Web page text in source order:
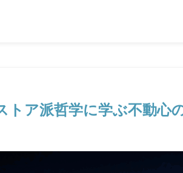
トア派哲学に学ぶ不動心